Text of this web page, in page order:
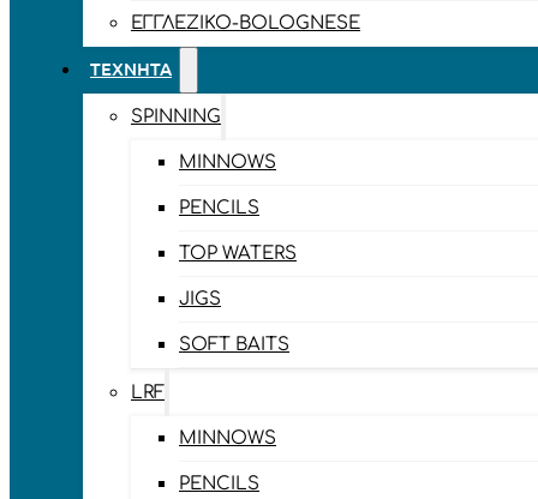
ΕΓΓΛΈΖΙΚΟ-BOLOGNESE
ΤΕΧΝΗΤΆ
SPINNING
MINNOWS
PENCILS
TOP WATERS
JIGS
SOFT BAITS
LRF
MINNOWS
PENCILS